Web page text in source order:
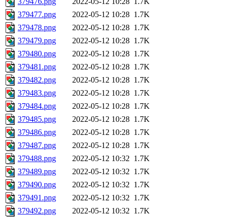
379477.png
2022-05-12 10:28 1.7K
379478.png
2022-05-12 10:28 1.7K
379479.png
2022-05-12 10:28 1.7K
379480.png
2022-05-12 10:28 1.7K
379481.png
2022-05-12 10:28 1.7K
379482.png
2022-05-12 10:28 1.7K
379483.png
2022-05-12 10:28 1.7K
379484.png
2022-05-12 10:28 1.7K
379485.png
2022-05-12 10:28 1.7K
379486.png
2022-05-12 10:28 1.7K
379487.png
2022-05-12 10:28 1.7K
379488.png
2022-05-12 10:32 1.7K
379489.png
2022-05-12 10:32 1.7K
379490.png
2022-05-12 10:32 1.7K
379491.png
2022-05-12 10:32 1.7K
379492.png
2022-05-12 10:32 1.7K